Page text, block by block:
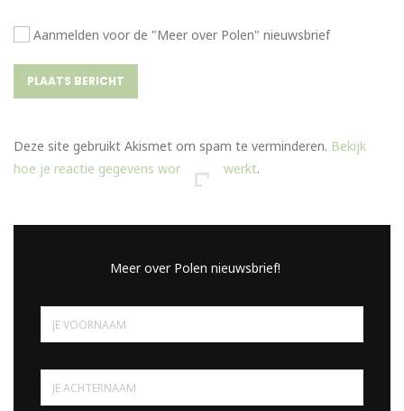
Aanmelden voor de "Meer over Polen" nieuwsbrief
Deze site gebruikt Akismet om spam te verminderen. Bekijk
hoe je reactie gegevens worden verwerkt.
Meer over Polen nieuwsbrief!